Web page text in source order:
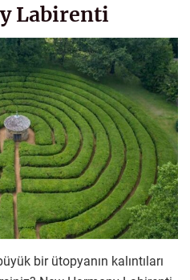
Labirenti
bir ütopyanın kalıntıları